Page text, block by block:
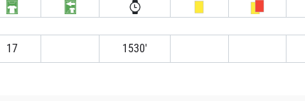
17 1530′